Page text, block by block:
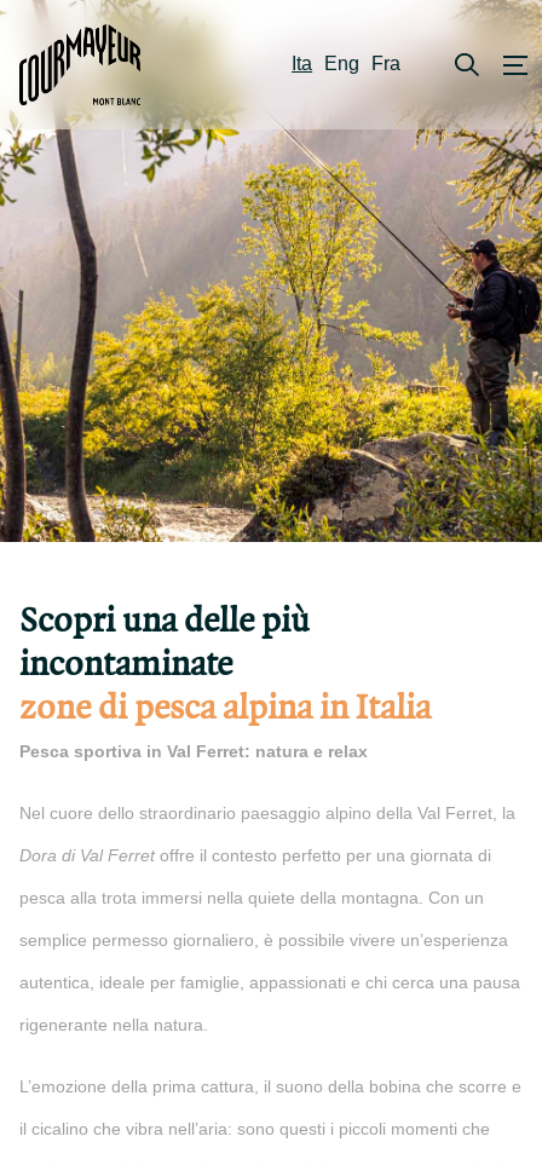
Ita Eng Fra
Scopri una delle più
incontaminate
zone di pesca alpina in Italia
Pesca sportiva in Val Ferret: natura e relax
Nel cuore dello straordinario paesaggio alpino della Val Ferret, la
Dora di Val Ferretoffre il contesto perfetto per una giornata di
pesca alla trota immersi nella quiete della montagna. Con un
semplice permesso giornaliero, è possibile vivere un’esperienza
autentica, ideale per famiglie, appassionati e chi cerca una pausa
rigenerante nella natura.
L’emozione della prima cattura, il suono della bobina che scorre e
il cicalino che vibra nell’aria: sono questi i piccoli momenti che